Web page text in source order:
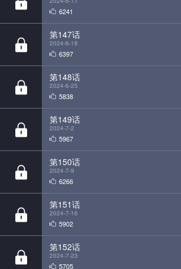
6397
第148话
2024-6-25
5838
第149话
2024-7-2
5967
第150话
2024-7-9
6266
第151话
2024-7-16
5902
第152话
2024-7-23
5705
第153话
2024-7-30
5556